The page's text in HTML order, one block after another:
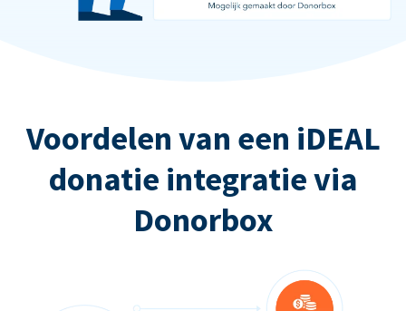
Voordelen van een iDEAL
donatie integratie via
Donorbox